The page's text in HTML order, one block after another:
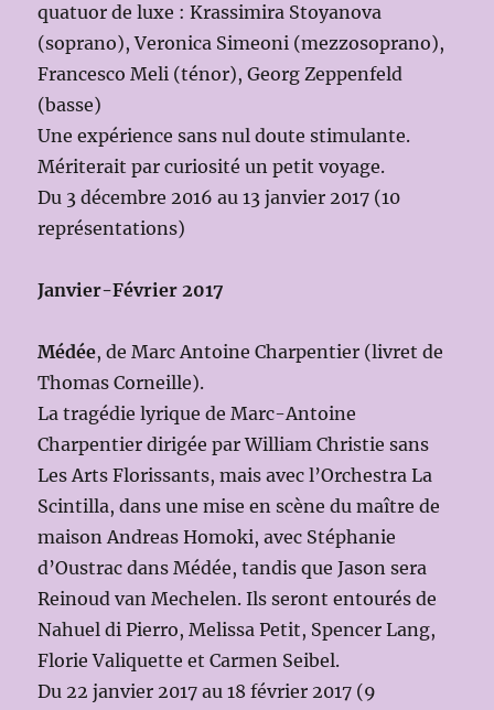
quatuor de luxe : Krassimira Stoyanova
(soprano), Veronica Simeoni (mezzosoprano),
Francesco Meli (ténor), Georg Zeppenfeld
(basse)
Une expérience sans nul doute stimulante.
Mériterait par curiosité un petit voyage.
Du 3 décembre 2016 au 13 janvier 2017 (10
représentations)
Janvier-Février 2017
Médée, de Marc Antoine Charpentier (livret de
Thomas Corneille).
La tragédie lyrique de Marc-Antoine
Charpentier dirigée par William Christie sans
Les Arts Florissants, mais avec l’Orchestra La
Scintilla, dans une mise en scène du maître de
maison Andreas Homoki, avec Stéphanie
d’Oustrac dans Médée, tandis que Jason sera
Reinoud van Mechelen. Ils seront entourés de
Nahuel di Pierro, Melissa Petit, Spencer Lang,
Florie Valiquette et Carmen Seibel.
Du 22 janvier 2017 au 18 février 2017 (9